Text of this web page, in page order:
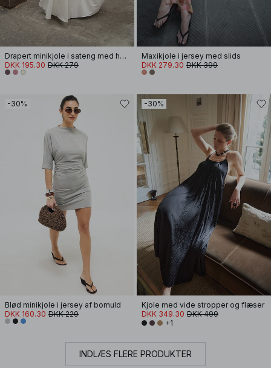
Drapert minikjole i sateng med halterneck
DKK 195.30 DKK 279
Maxikjole i jersey med slids
DKK 279.30 DKK 399
-30%
Blød minikjole i jersey af bomuld
DKK 160.30 DKK 229
-30%
Kjole med vide stropper og flæser
DKK 349.30 DKK 499
+1
INDLÆS FLERE PRODUKTER